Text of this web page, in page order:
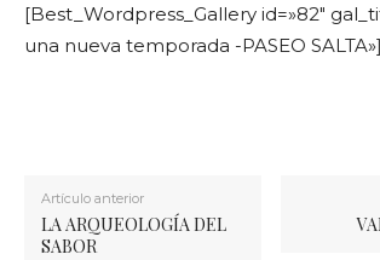
[Best_Wordpress_Gallery id=»82″
una nueva temporada -PASEO SALTA»]
Artículo anterior
LA ARQUEOLOGÍA DEL
SABOR